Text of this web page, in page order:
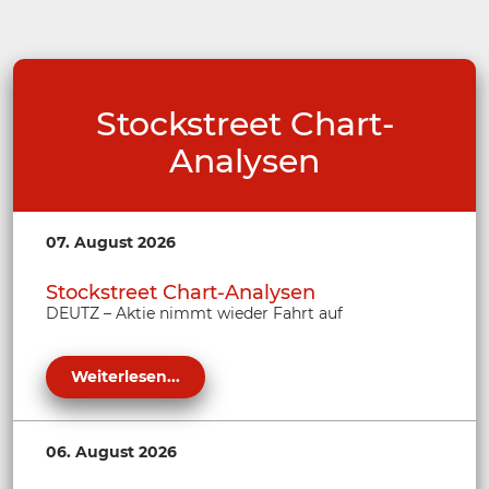
Stockstreet Chart-
Analysen
07. August 2026
Stockstreet Chart-Analysen
DEUTZ – Aktie nimmt wieder Fahrt auf
Weiterlesen...
06. August 2026